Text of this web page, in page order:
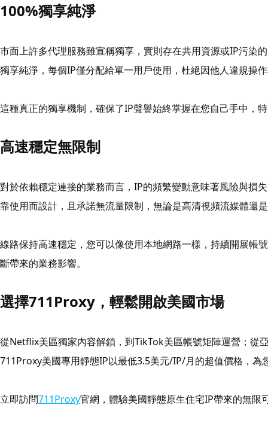
100%獨享純淨
市面上許多代理服務雖宣稱獨享，實則存在共用資源或IP污染
獨享純淨，每個IP僅分配給單一用戶使用，杜絕因他人違規操
這種真正的獨享機制，確保了IP聲譽始終掌握在您自己手中，
高速穩定無限制
對於依賴穩定連接的業務而言，IP的頻繁變動意味著風險與損
靠使用而設計，且承諾無流量限制，無論是高清視頻流媒體還
線路保持高速穩定，您可以像使用本地網路一樣，持續開展帳
斷帶來的業務影響。
選擇711Proxy，輕鬆開啟美國市場
從Netflix美區獨家內容解鎖，到TikTok美區帳號矩陣運營；從
711Proxy美國專用靜態IP以最低3.5美元/IP/月的超值價格，為
立即訪問711Proxy官網，體驗美國靜態原生住宅IP帶來的無限